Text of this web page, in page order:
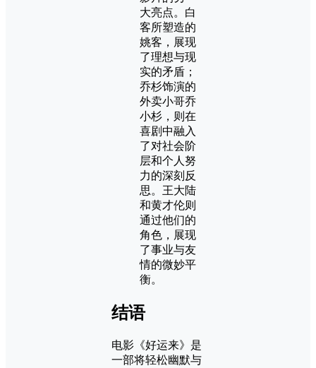
大亮点。白
客所塑造的
姚客，展现
了理想与现
实的矛盾；
乔杉饰演的
外卖小哥乔
小杉，则在
喜剧中融入
了对社会阶
层和个人努
力的深刻反
思。王大陆
和黄才伦则
通过他们的
角色，展现
了事业与友
情的微妙平
衡。
结语
电影《好运来》是
一部将轻松幽默与